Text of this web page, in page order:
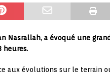
Nasrallah, a évoqué une
heures.
aux évolutions sur le